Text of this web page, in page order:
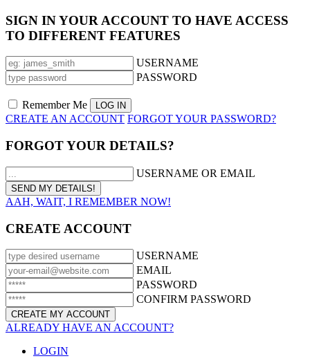
SIGN IN YOUR ACCOUNT TO HAVE ACCESS
TO DIFFERENT FEATURES
USERNAME
PASSWORD
Remember Me
CREATE AN ACCOUNT FORGOT YOUR PASSWORD?
FORGOT YOUR DETAILS?
USERNAME OR EMAIL
AAH, WAIT, I REMEMBER NOW!
CREATE ACCOUNT
USERNAME
EMAIL
PASSWORD
CONFIRM PASSWORD
ALREADY HAVE AN ACCOUNT?
LOGIN